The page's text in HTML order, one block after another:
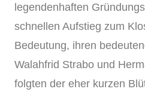
legendenhaften
schnellen Aufstieg zum
Bedeutung, ihren
Walahfrid Strabo und
folgten der eher kurzen